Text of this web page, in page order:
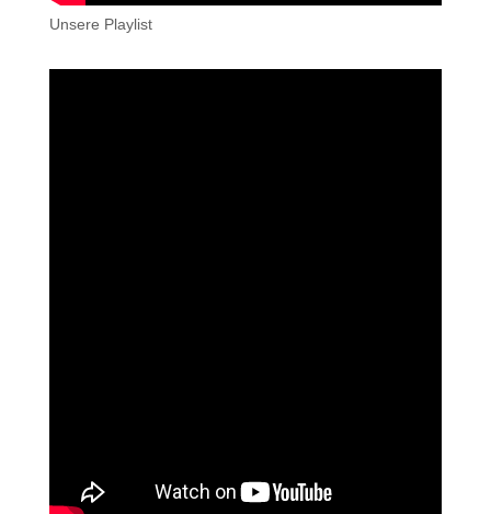
Unsere Playlist